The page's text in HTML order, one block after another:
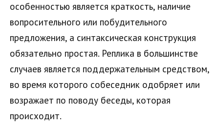
особенностью является краткость, наличие
вопросительного или побудительного
предложения, а синтаксическая конструкция
обязательно простая. Реплика в большинстве
случаев является поддержательным средством,
во время которого собеседник одобряет или
возражает по поводу беседы, которая
происходит.